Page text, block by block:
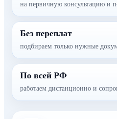
на первичную консультацию и
Без переплат
подбираем только нужные
По всей РФ
работаем дистанционно и